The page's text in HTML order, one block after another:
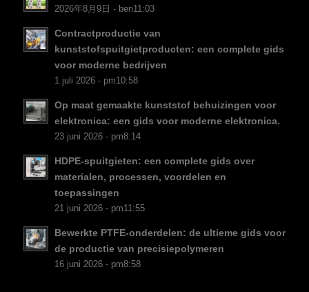
2026年8月9日 - ben11:03
Contractproductie van
kunststofspuitgietproducten: een complete gids
voor moderne bedrijven
1 juli 2026 - pm10:58
Op maat gemaakte kunststof behuizingen voor
elektronica: een gids voor moderne elektronica.
23 juni 2026 - pm8:14
HDPE-spuitgieten: een complete gids over
materialen, processen, voordelen en
toepassingen
21 juni 2026 - pm11:55
Bewerkte PTFE-onderdelen: de ultieme gids voor
de productie van precisiepolymeren
16 juni 2026 - pm8:58
DE
RU
PL
TR
AR
ES
JA
KO
PT
CS
DA
FI